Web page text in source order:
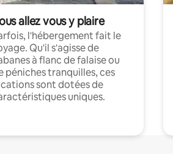
allez vous y plaire
l'hébergement fait le
Qu'il s'agisse de
à flanc de falaise ou
péniches tranquilles, ces
sont dotées de
uniques.